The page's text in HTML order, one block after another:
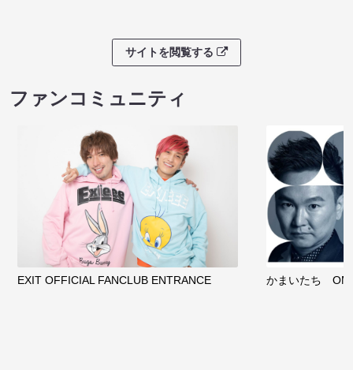
サイトを閲覧する
ファンコミュニティ
EXIT OFFICIAL FANCLUB ENTRANCE かまいたち